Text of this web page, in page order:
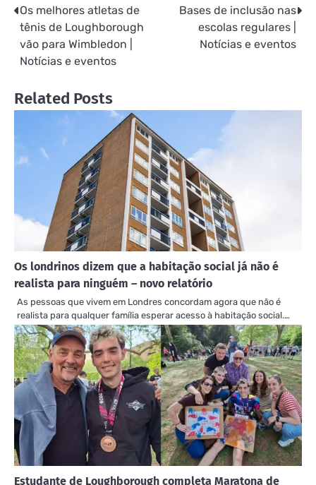
Navegação
de
Post
Os melhores atletas de
tênis de Loughborough
vão para Wimbledon |
Notícias e eventos
Bases de inclusão nas
escolas regulares |
Notícias e eventos
Related Posts
Os londrinos dizem que a habitação social já não é
realista para ninguém – novo relatório
As pessoas que vivem em Londres concordam agora que não é
realista para qualquer família esperar acesso à habitação social.…
Estudante de Loughborough completa Maratona de